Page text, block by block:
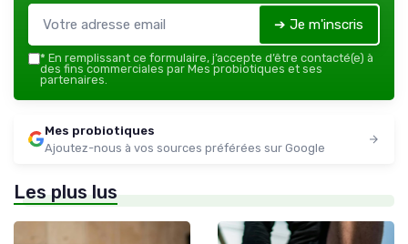
➔ Je m'inscris
* En remplissant ce formulaire, j’accepte d’être contacté(e) à
des fins commerciales par Mes probiotiques et ses
partenaires.
Mes probiotiques
Ajoutez-nous à vos sources préférées sur Google
Les plus lus